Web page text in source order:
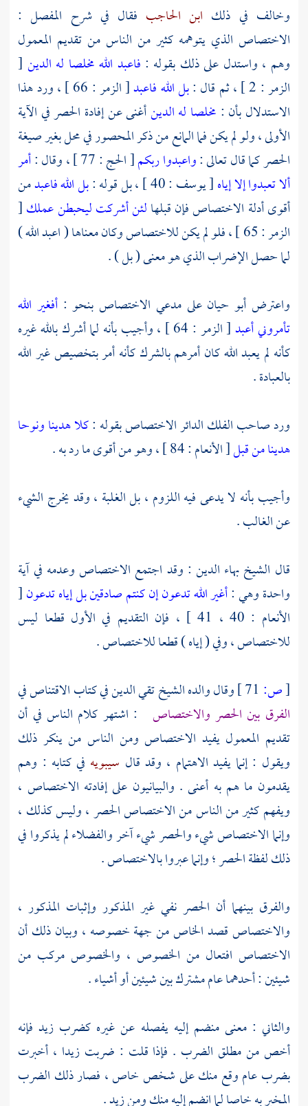
وخالف في ذلك ابن الحاجب فقال في شرح المفصل :
الاختصاص الذي يتوهمه كثير من الناس من تقديم المعمول
وهم ، واستدل على ذلك بقوله : فاعبد الله مخلصا له الدين [
الزمر : 2 ] ، ثم قال :
بل الله فاعبد
[ الزمر : 66 ] ، ورد هذا
الاستدلال بأن : مخلصا له الدينأغنى عن إفادة الحصر في الآية
الأولى ، ولو لم يكن فما المانع من ذكر المحصور في محل بغير صيغة
الحصر كما قال تعالى :واعبدوا ربكم[ الحج : 77 ] ، وقال :
أمر
ألا تعبدوا إلا إياه[ يوسف : 40 ] ، بل قوله : بل الله فاعبدمن
أقوى أدلة الاختصاص فإن قبلهالئن أشركت ليحبطن عملك[
الزمر : 65 ] ، فلو لم يكن للاختصاص وكان معناها ( اعبد الله )
لما حصل الإضراب الذي هو معنى ( بل ) .
واعترض أبو حيانعلى مدعي الاختصاص بنحو : أفغير الله
تأمروني أعبد
[ الزمر : 64 ] ، وأجيب بأنه لما أشرك بالله غيره
كأنه لم يعبد الله كان أمرهم بالشرك كأنه أمر بتخصيص غير الله
بالعبادة .
ورد صاحب الفلك الدائر الاختصاص بقوله :كلا هدينا ونوحا
هدينا من قبل[ الأنعام : 84 ] ، وهو من أقوى ما رد به .
وأجيب بأنه لا يدعى فيه اللزوم ، بل الغلبة ، وقد يخرج الشيء
عن الغالب .
قال الشيخ بهاء الدين : وقد اجتمع الاختصاص وعدمه في آية
واحدة وهي :أغير الله تدعون إن كنتم صادقين بل إياه تدعون[
الأنعام : 40 ، 41 ] ، فإن التقديم في الأول قطعا ليس
للاختصاص ، وفي ( إياه ) قطعا للاختصاص .
[ص: وقال والدهالشيخ تقي الدينفي كتاب الاقتناص في
الفرق بين الحصر والاختصاص
: اشتهر كلام الناس في أن
تقديم المعمول يفيد الاختصاص ومن الناس من ينكر ذلك
ويقول : إنما يفيد الاهتمام ، وقد قال سيبويه في كتابه : وهم
يقدمون ما هم به أعنى . والبيانيون على إفادته الاختصاص ،
ويفهم كثير من الناس من الاختصاص الحصر ، وليس كذلك ،
وإنما الاختصاص شيء والحصر شيء آخر والفضلاء لم يذكروا في
ذلك لفظة الحصر ؛ وإنما عبروا بالاختصاص .
والفرق بينهما أن الحصر نفي غير المذكور وإثبات المذكور ،
والاختصاص قصد الخاص من جهة خصوصه ، وبيان ذلك أن
الاختصاص افتعال من الخصوص ، والخصوص مركب من
شيئين : أحدهما عام مشترك بين شيئين أو أشياء .
والثاني : معنى منضم إليه يفصله عن غيره كضرب زيد فإنه
أخص من مطلق الضرب . فإذا قلت : ضربت زيدا ، أخبرت
بضرب عام وقع منك على شخص خاص ، فصار ذلك الضرب
المخبر به خاصا لما انضم إليه منك ومن زيد .